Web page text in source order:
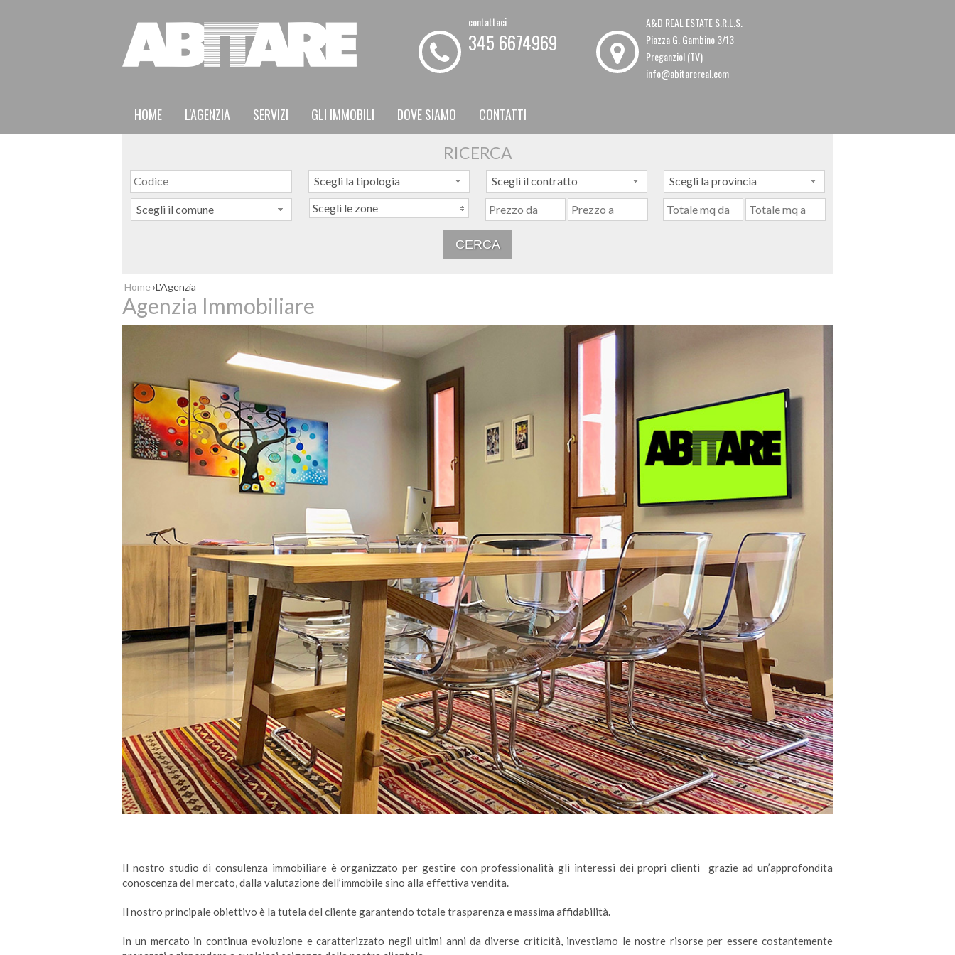
contattaci
345 6674969
A&D REAL ESTATE S.R.L.S.
Piazza G. Gambino 3/13
Preganziol (TV)
info@abitarereal.com
HOME L'AGENZIA SERVIZI GLI IMMOBILI DOVE SIAMO CONTATTI
RICERCA
Scegli la tipologia Scegli il contratto Scegli la provincia
Scegli il comune Scegli le zone
Home ›L'Agenzia
Agenzia Immobiliare
Il nostro studio di consulenza immobiliare è organizzato per gestire con professionalità gli interessi dei propri clienti grazie ad un’approfondita
conoscenza del mercato, dalla valutazione dell’immobile sino alla effettiva vendita.
Il nostro principale obiettivo è la tutela del cliente garantendo totale trasparenza e massima affidabilità.
In un mercato in continua evoluzione e caratterizzato negli ultimi anni da diverse criticità, investiamo le nostre risorse per essere costantemente